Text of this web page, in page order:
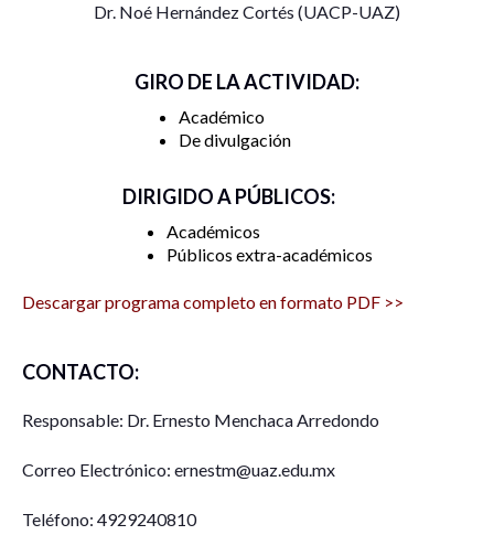
Dr. Noé Hernández Cortés (UACP-UAZ)
GIRO DE LA ACTIVIDAD:
Académico
De divulgación
DIRIGIDO A PÚBLICOS:
Académicos
Públicos extra-académicos
Descargar programa completo en formato PDF >>
CONTACTO:
Responsable: Dr. Ernesto Menchaca Arredondo
Correo Electrónico: ernestm@uaz.edu.mx
Teléfono: 4929240810